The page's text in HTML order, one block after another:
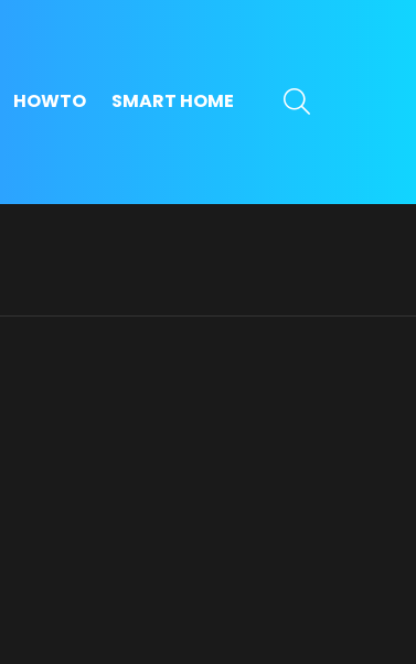
HOWTO SMART HOME